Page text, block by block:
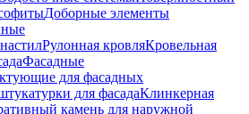
Доборные элементы
Рулонная кровляКровельная
Фасадные
для фасадных
для фасадаКлинкерная
камень для наружной